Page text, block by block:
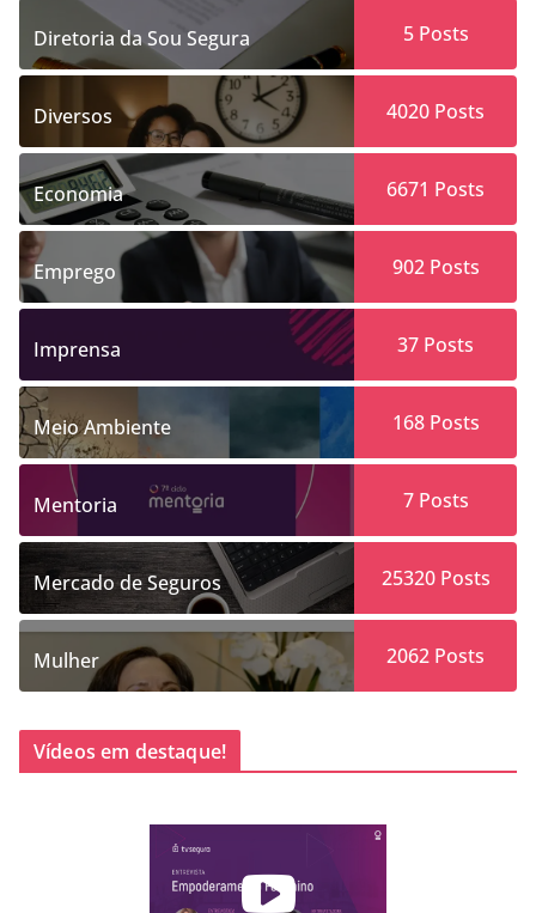
Diretoria da Sou Segura 5Posts
Diversos 4020 Posts
Economia 6671 Posts
Emprego 902Posts
Imprensa 37 Posts
Meio Ambiente 168Posts
Mentoria 7Posts
Mercado de Seguros 25320Posts
Mulher 2062 Posts
Vídeos em destaque!